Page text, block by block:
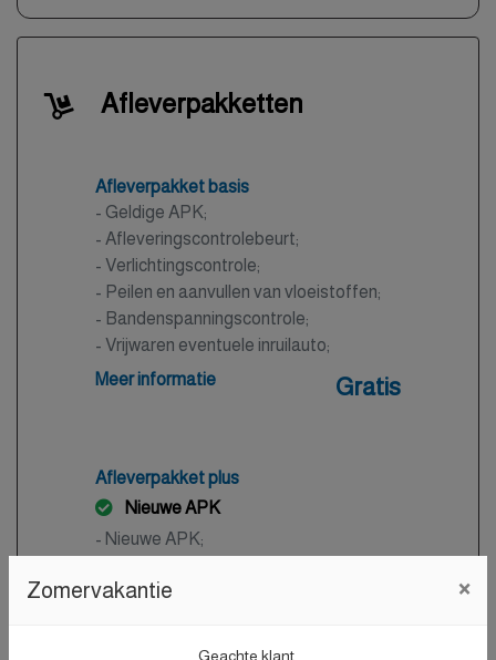
Afleverpakketten
Afleverpakket basis
- Geldige APK;
- Afleveringscontrolebeurt;
- Verlichtingscontrole;
- Peilen en aanvullen van vloeistoffen;
- Bandenspanningscontrole;
- Vrijwaren eventuele inruilauto;
- Auto is of wordt gepoetst.
Meer informatie Gratis
Afleverpakket plus
Nieuwe APK
- Nieuwe APK;
dealerspecificatie;
Zomervakantie ×
Geachte klant,